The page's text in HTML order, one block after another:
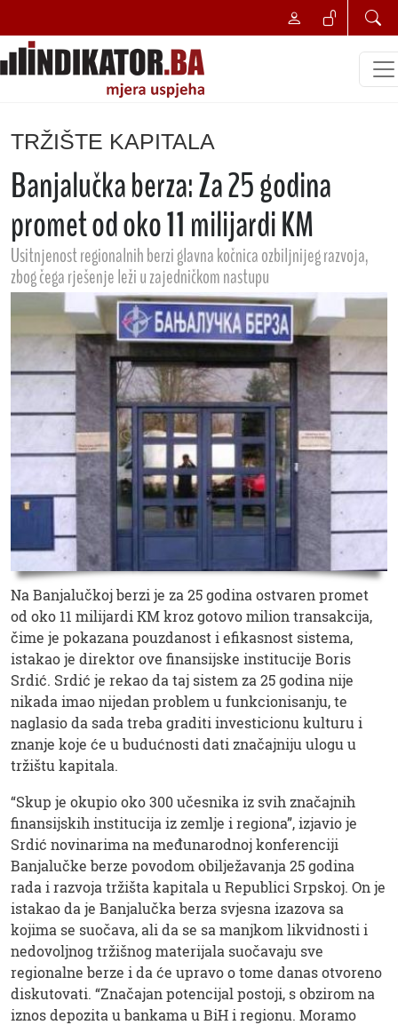
TRŽIŠTE KAPITALA
Banjalučka berza: Za 25 godina
promet od oko 11 milijardi KM
Usitnjenost regionalnih berzi glavna kočnica ozbiljnijeg razvoja,
zbog čega rješenje leži u zajedničkom nastupu
Na Banjalučkoj berzi je za 25 godina ostvaren promet
od oko 11 milijardi KM kroz gotovo milion transakcija,
čime je pokazana pouzdanost i efikasnost sistema,
istakao je direktor ove finansijske institucije Boris
Srdić. Srdić je rekao da taj sistem za 25 godina nije
nikada imao nijedan problem u funkcionisanju, te
naglasio da sada treba graditi investicionu kulturu i
znanje koje će u budućnosti dati značajniju ulogu u
tržištu kapitala.
“Skup je okupio oko 300 učesnika iz svih značajnih
finansijskih institucija iz zemlje i regiona”, izjavio je
Srdić novinarima na međunarodnoj konferenciji
Banjalučke berze povodom obilježavanja 25 godina
rada i razvoja tržišta kapitala u Republici Srpskoj. On je
istakao da je Banjalučka berza svjesna izazova sa
kojima se suočava, ali da se sa manjkom likvidnosti i
nedovoljnog tržišnog materijala suočavaju sve
regionalne berze i da će upravo o tome danas otvoreno
diskutovati. “Značajan potencijal postoji, s obzirom na
iznos depozita u bankama u BiH i regionu. Moramo